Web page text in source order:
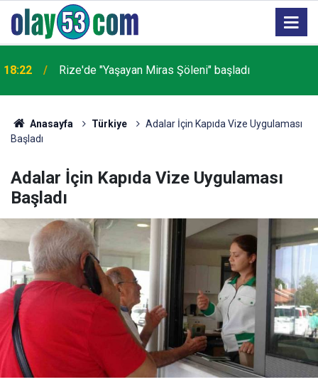
18:22 Rize'de "Yaşayan Miras Şöleni" başladı
Anasayfa Türkiye
Adalar İçin Kapıda Vize Uygulaması
Başladı
Adalar İçin Kapıda Vize Uygulaması
Başladı